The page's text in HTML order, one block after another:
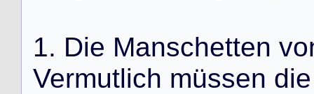
1. Die Manschetten
Vermutlich müssen